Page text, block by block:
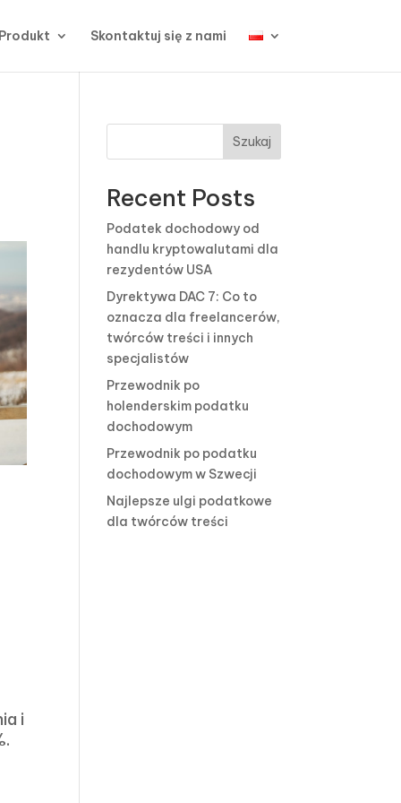
Skontaktuj się z nami
i
Szukaj
Recent Posts
Podatek dochodowy od
handlu kryptowalutami dla
rezydentów USA
Dyrektywa DAC 7: Co to
oznacza dla freelancerów,
twórców treści i innych
specjalistów
Przewodnik po
holenderskim podatku
dochodowym
Przewodnik po podatku
dochodowym w Szwecji
Najlepsze ulgi podatkowe
dla twórców treści